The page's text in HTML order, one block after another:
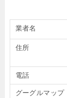
業者名
住所
電話
グーグルマップ